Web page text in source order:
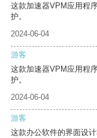
这款加速器VPM应用程
护。
2024-06-04
游客
这款加速器VPM应用程
护。
2024-06-04
游客
这款办公软件的界面设